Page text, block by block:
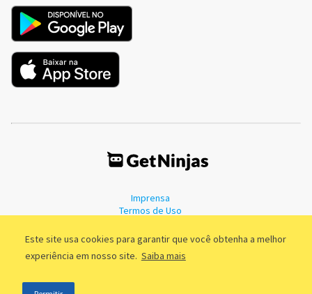
Este site usa cookies para garantir que você obtenha a melhor
experiência em nosso site. Saiba mais
Imprensa
Termos de Uso
©2011 - 2026, GetNinjas LTDA. CNPJ 55.744.877/0001-89 - Rua Dr.